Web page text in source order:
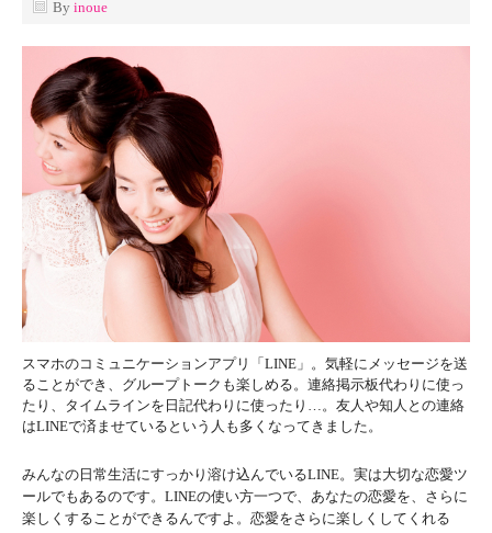
By inoue
スマホのコミュニケーションアプリ「LINE」。気軽にメッセージを送
ることができ、グループトークも楽しめる。連絡掲示板代わりに使っ
たり、タイムラインを日記代わりに使ったり…。友人や知人との連絡
はLINEで済ませているという人も多くなってきました。
みんなの日常生活にすっかり溶け込んでいるLINE。実は大切な恋愛ツ
ールでもあるのです。LINEの使い方一つで、あなたの恋愛を、さらに
楽しくすることができるんですよ。恋愛をさらに楽しくしてくれる